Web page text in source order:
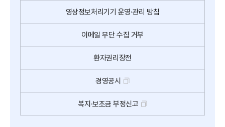
로봇수술장비 '다빈치SP' 도입)한 공공 의료 기관으로 전북
도민의 건강증진과 의학 발전을 선도해 온 전북대학교 병원.
급변하는 환경에 대응하여 미래 의료를 대비하며(국내 최초
감마나이프센터 Esprit 도입 무혈 뇌수술 맞춤형 치료 제공,
도입) 지역 책임 병원으로의 역할을 넘어외 의료를 선도하는
전문 진료 센터(41개 진료과, 13개 암 클리닉, 1292개 병상,
34개 센터)별 수준 높은 중난치 질환 치료 인프라(중증 응급환자
영상정보처리기기 운영·관리 방침
이메일 무단수집 거부
환자권리장전
경영공시
복지·보조금 부정신고